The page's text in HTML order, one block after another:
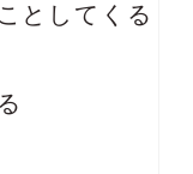
としてくる